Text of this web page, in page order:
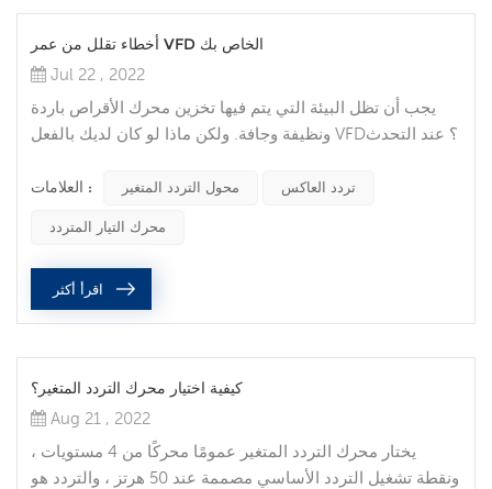
أخطاء تقلل من عمر VFD الخاص بك
Jul 22 , 2022
يجب أن تظل البيئة التي يتم فيها تخزين محرك الأقراص باردة
ونظيفة وجافة. ولكن ماذا لو كان لديك بالفعل VFD؟ عند التحدث
سألت ما هو أكبر خطأ ارتكب أثناء صيانة هذه المعدات؟ بناءً على
الموظفون المؤهلون فقط على اللوحات الكهربائية. أيضًا ،
سيعملون فقط على الألواح ذات معدات الوقاية الشخصية
المناسبة...
العلامات : محول التردد المتغير تردد العاكس
محرك التيار المتردد
اقرأ أكثر
كيفية اختيار محرك التردد المتغير؟
Aug 21 , 2022
يختار محرك التردد المتغير عمومًا محركًا من 4 مستويات ،
ونقطة تشغيل التردد الأساسي مصممة عند 50 هرتز ، والتردد هو